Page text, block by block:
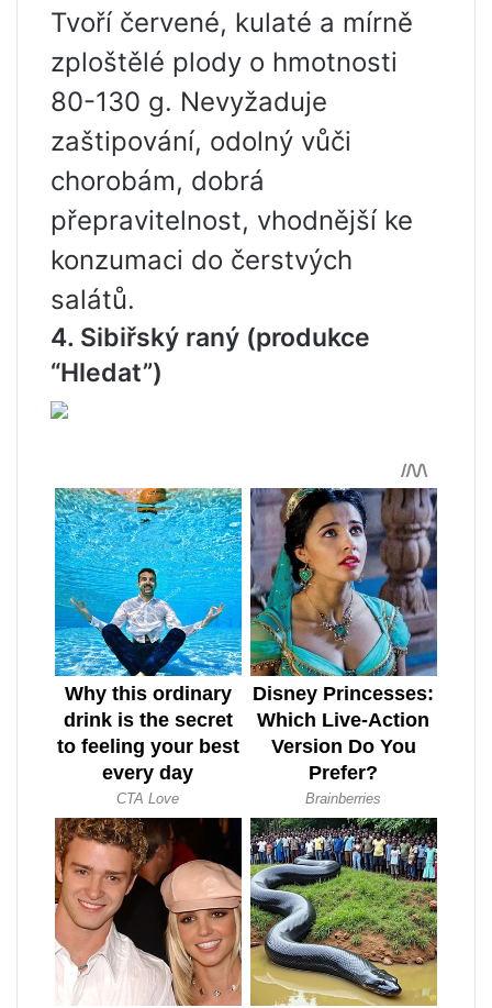
Tvoří červené, kulaté a mírně
zploštělé plody o hmotnosti
80-130 g. Nevyžaduje
zaštipování, odolný vůči
chorobám, dobrá
přepravitelnost, vhodnější ke
konzumaci do čerstvých
salátů.
4. Sibiřský raný (produkce
“Hledat”)